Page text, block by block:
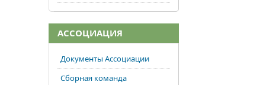
АССОЦИАЦИЯ
Документы Ассоциации
Сборная команда